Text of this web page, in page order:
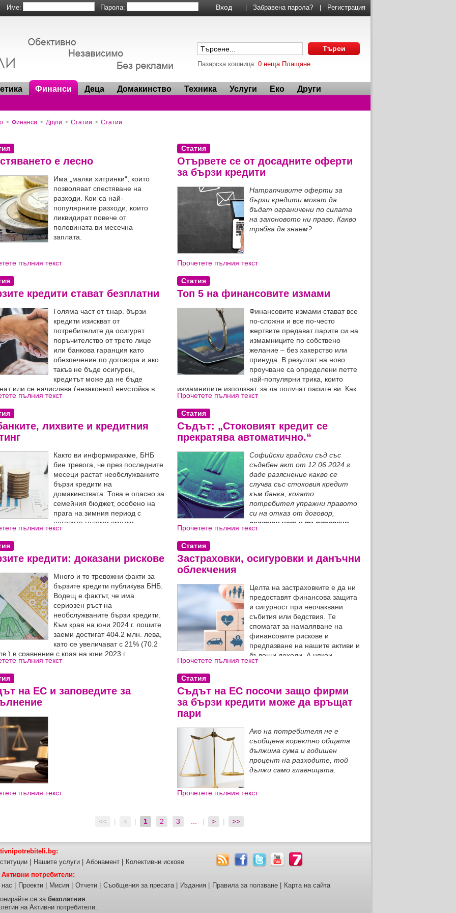
Име: Парола: Забравена парола? Регистрация
Пазарска кошница: 0 неща Плащане
Финанси Деца Домакинство Техника Услуги Еко Други
> Финанси > Други > Статии > Статии
е лесно
Има „малки хитринки“, които
позволяват спестяване на
разходи. Кои са най-
популярните разходи, които
ликвидират повече от
половината ви месечна
заплата.
пълния текст
Статия
Отървете се от досадните оферти
за бързи кредити
Натрапчивите оферти за
бързи кредити могат да
бъдат ограничени по силата
на законовото ни право. Какво
трябва да знаем?
Прочетете пълния текст
кредити стават безплатни
Голяма част от т.нар. бързи
кредити изискват от
потребителите да осигурят
поръчителство от трето лице
или банкова гаранция като
обезпечение по договора и ако
такъв не бъде осигурен,
кредитът може да не бъде
или се начислява (незаконно) неустойка в
размер.
пълния текст
Статия
Топ 5 на финансовите измами
Финансовите измами стават все
по-сложни и все по-често
жертвите предават парите си на
измамниците по собствено
желание – без хакерство или
принуда. В резултат на ново
проучване са определени петте
най-популярни трика, които
измамниците използват, за да получат парите ви. Как
да се предпазите от тях?
Прочетете пълния текст
лихвите и кредитния
Както ви информирахме, БНБ
бие тревога, че през последните
месеци растат необслужваните
бързи кредити на
домакинствата. Това е опасно за
семейния бюджет, особено на
прага на зимния период с
неговите големи сметки.
и въпросите: Кога банките имат правото и как
лихвените проценти или да ни вземат
На тези „горещи“ въпроси отговарят
от Кредитланд.
пълния текст
Статия
Съдът: „Стоковият кредит се
прекратява автоматично.“
Софийски градски съд със
съдебен акт от 12.06.2024 г.
даде разяснение какво се
случва със стоковия кредит
към банка, когато
потребител упражни правото
си на отказ от договор,
сключен извън търговския
обект.
Прочетете пълния текст
кредити: доказани рискове
Много и то тревожни факти за
бързите кредити публикува БНБ.
Водещ е фактът, че има
сериозен ръст на
необслужваните бързи кредити.
Към края на юни 2024 г. лошите
заеми достигат 404.2 млн. лева,
като се увеличават с 21% (70.2
в сравнение с края на юни 2023 г.
пълния текст
Статия
Застраховки, осигуровки и данъчни
облекчения
Целта на застраховките е да ни
предоставят финансова защита
и сигурност при неочаквани
събития или бедствия. Те
спомагат за намаляване на
финансовите рискове и
предпазване на нашите активи и
бъдещи доходи. А някои
застраховки дори ни дават възможност да намалим
данъците си.
Прочетете пълния текст
на ЕС и заповедите за
пълния текст
Статия
Съдът на ЕС посочи защо фирми
за бързи кредити може да връщат
пари
Ако на потребителя не е
съобщена коректно общата
дължима сума и годишен
процент на разходите, той
дължи само главницата.
Прочетете пълния текст
<< | < | 1 2 3 | > | >>
Нашите услуги Абонамент
Колективни искове
Активни потребители:
Проекти Мисия Отчети Съобщения за пресата| Издания Правила за ползване
Карта на сайта
се за безплатния
на Активни потребители.